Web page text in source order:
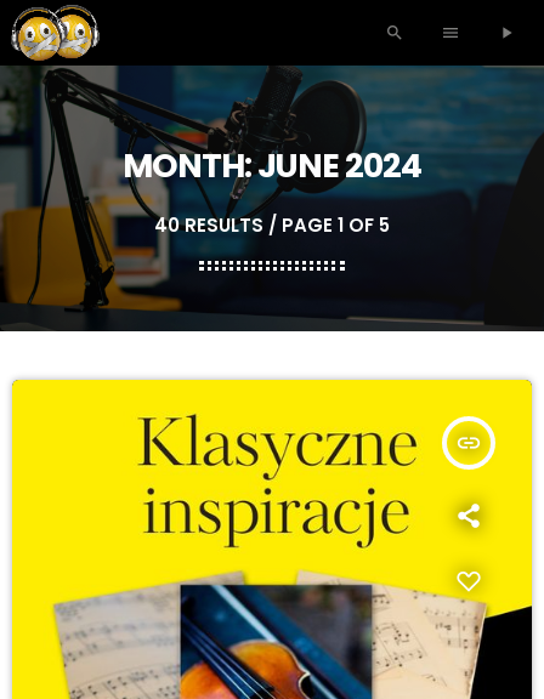
search menu play_arrow
MONTH: JUNE 2024
40 RESULTS / PAGE 1 OF 5
insert_link